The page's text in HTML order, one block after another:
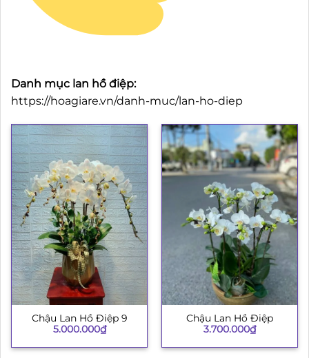
Danh mục lan hồ điệp:
https://hoagiare.vn/danh-muc/lan-ho-diep
Chậu Lan Hồ Điệp 9
5.000.000₫
Chậu Lan Hồ Điệp
3.700.000₫